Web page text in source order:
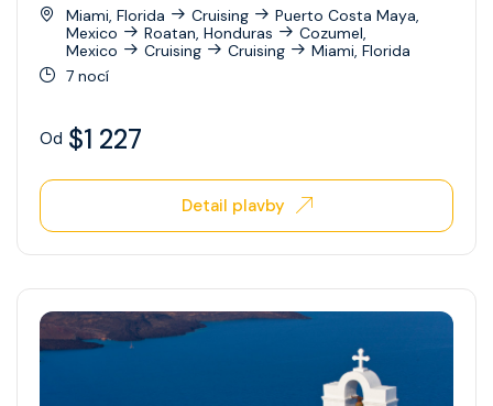
Celebrity Xperience
Celebrity Xploration
Miami, Florida Cruising
Puerto Costa Maya,
Mexico
Roatan, Honduras
Cozumel,
Mexico
Cruising Cruising
Miami, Florida
7 nocí
Od $1 227
Detail plavby